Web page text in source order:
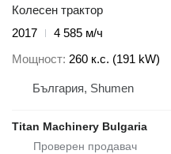
Колесен трактор
2017
4 585 м/ч
Мощност 260 к.с. (191 kW)
България, Shumen
Titan Machinery Bulgaria